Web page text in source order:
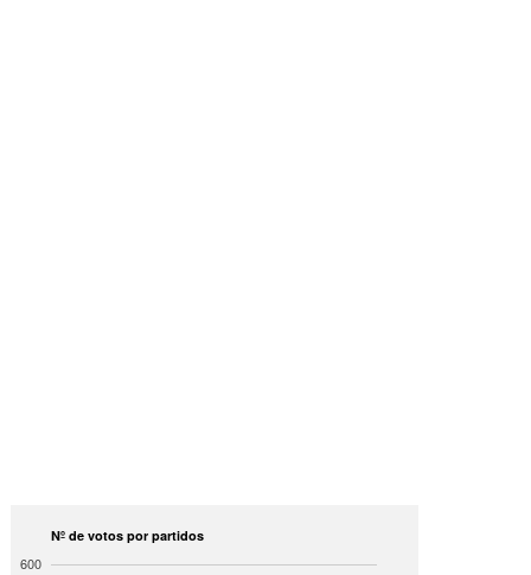
Nº de votos por partidos
600